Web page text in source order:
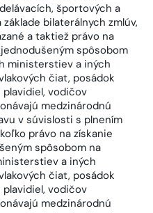
športových a
bilaterálnych zmlúv,
a taktiež právo na
spôsobom
ministerstiev a iných
čiat, posádok
vodičov
medzinárodnú
v súvislosti s plnením
právo na získanie
spôsobom na
a iných
čiat, posádok
vodičov
medzinárodnú